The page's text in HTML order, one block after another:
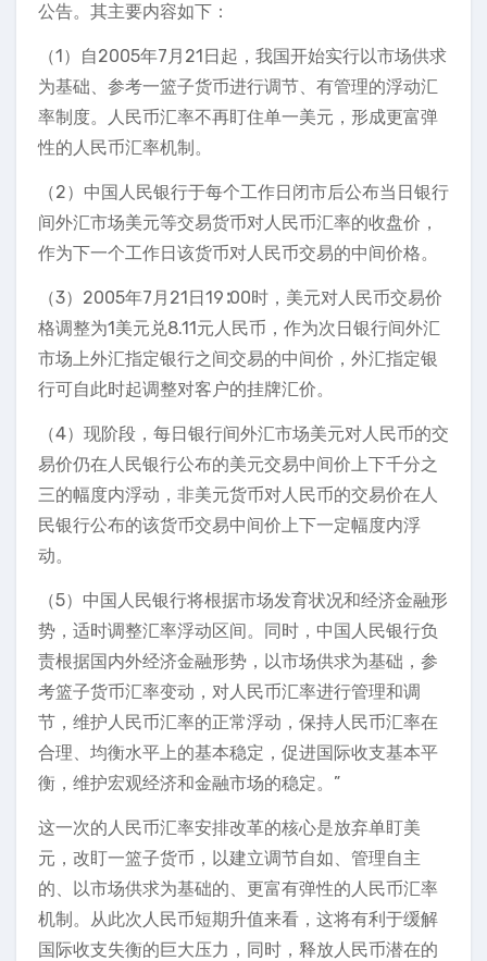
公告。其主要内容如下：
（1）自2005年7月21日起，我国开始实行以市场供求
为基础、参考一篮子货币进行调节、有管理的浮动汇
率制度。人民币汇率不再盯住单一美元，形成更富弹
性的人民币汇率机制。
（2）中国人民银行于每个工作日闭市后公布当日银行
间外汇市场美元等交易货币对人民币汇率的收盘价，
作为下一个工作日该货币对人民币交易的中间价格。
（3）2005年7月21日19∶00时，美元对人民币交易价
格调整为1美元兑8.11元人民币，作为次日银行间外汇
市场上外汇指定银行之间交易的中间价，外汇指定银
行可自此时起调整对客户的挂牌汇价。
（4）现阶段，每日银行间外汇市场美元对人民币的交
易价仍在人民银行公布的美元交易中间价上下千分之
三的幅度内浮动，非美元货币对人民币的交易价在人
民银行公布的该货币交易中间价上下一定幅度内浮
动。
（5）中国人民银行将根据市场发育状况和经济金融形
势，适时调整汇率浮动区间。同时，中国人民银行负
责根据国内外经济金融形势，以市场供求为基础，参
考篮子货币汇率变动，对人民币汇率进行管理和调
节，维护人民币汇率的正常浮动，保持人民币汇率在
合理、均衡水平上的基本稳定，促进国际收支基本平
衡，维护宏观经济和金融市场的稳定。”
这一次的人民币汇率安排改革的核心是放弃单盯美
元，改盯一篮子货币，以建立调节自如、管理自主
的、以市场供求为基础的、更富有弹性的人民币汇率
机制。从此次人民币短期升值来看，这将有利于缓解
国际收支失衡的巨大压力，同时，释放人民币潜在的